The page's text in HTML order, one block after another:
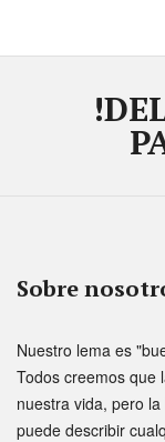
Sobre
Nuestro lema es
Todos creemos que
nuestra vida, pero
puede describir